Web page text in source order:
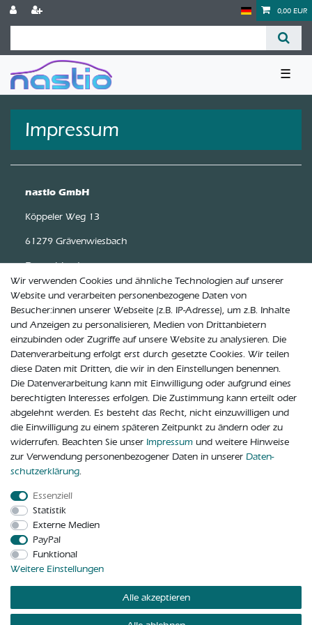
0,00 EUR
☰
Impressum
nastio GmbH
Köppeler Weg 13
61279 Grävenwiesbach
Deutschland
Telefon: +49 (0) 151 289 555 33
Mail: info@nastio.de
Geschäftsführer: Natalie Fritz, Stefan Fritz
Handelsregister: Amtsgericht Bad Homburg, HRB 15040
Umsatzsteuer-Identifikationsnummer(n): DE334710326
Widerrufs­recht
Daten­schutz­erklärung
Wir verwenden Cookies und ähnliche Technologien auf unserer
Website und verarbeiten personenbezogene Daten von
Besucher:innen unserer Webseite (z.B. IP-Adresse), um z.B. Inhalte
und Anzeigen zu personalisieren, Medien von Drittanbietern
einzubinden oder Zugriffe auf unsere Website zu analysieren. Die
Datenverarbeitung erfolgt erst durch gesetzte Cookies. Wir teilen
diese Daten mit Dritten, die wir in den Einstellungen benennen.
Die Datenverarbeitung kann mit Einwilligung oder aufgrund eines
berechtigten Interesses erfolgen. Die Zustimmung kann erteilt oder
abgelehnt werden. Es besteht das Recht, nicht einzuwilligen und
die Einwilligung zu einem späteren Zeitpunkt zu ändern oder zu
widerrufen. Beachten Sie unser Impressum und weitere Hinweise
zur Verwendung personenbezogener Daten in unserer Daten­
schutz­erklärung.
Essenziell
Statistik
Externe Medien
PayPal
Funktional
Weitere Einstellungen
Alle akzeptieren